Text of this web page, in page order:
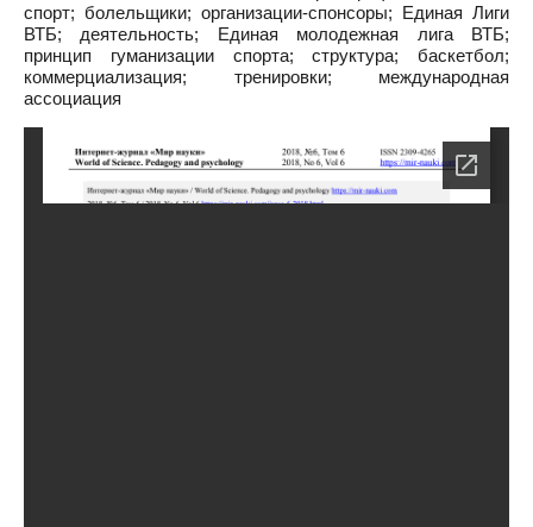
спорт; болельщики; организации-спонсоры; Единая Лиги
ВТБ; деятельность; Единая молодежная лига ВТБ;
принцип гуманизации спорта; структура; баскетбол;
коммерциализация; тренировки; международная
ассоциация